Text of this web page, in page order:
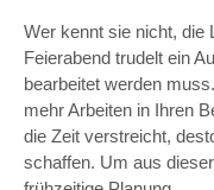
Wer kennt sie nicht, die
Feierabend trudelt ein
bearbeitet werden
mehr Arbeiten in Ihren
die Zeit verstreicht,
schaffen. Um aus